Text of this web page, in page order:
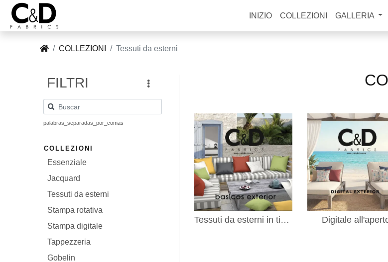
INIZIO COLLEZIONI GALLERIA
cnd@cndfabrics.com
COLLEZIONI
CONTATTO
COLLEZIONI Tessuti da esterni
FILTRI
palabras_separadas_por_comas
COLLEZIONI
Essenziale
Jacquard
Tessuti da esterni
Stampa rotativa
Stampa digitale
Tappezzeria
Gobelin
Tessuti da esterni in tinta unita Digitale